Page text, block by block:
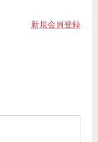
新規会員登録